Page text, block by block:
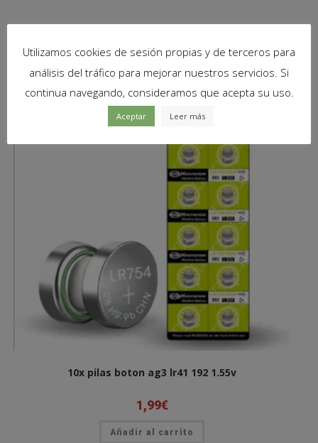
10x pilas boton ag3 lr41 192 1.55v
1,99€
Añadir al carrito
Utilizamos cookies de sesión propias y de terceros para
análisis del tráfico para mejorar nuestros servicios. Si
continua navegando, consideramos que acepta su uso.
Aceptar Leer más